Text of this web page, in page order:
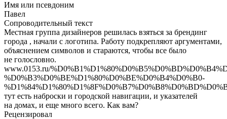
Имя или псевдоним
Павел
Сопроводительный текст
Местная группа дизайнеров решилась взяться за брендинг
города , начали с логотипа. Работу подкрепляют аргументами,
объяснением символов и стараются, чтобы все было
не голословно.
www.0153.ru/
%D0%B3%D0%BE%D1%80%D0%BE%D0%B4%D0%B0-
тут есть наброски и городской навигации, и указателей
на домах, и еще много всего. Как вам?
Рецензировал